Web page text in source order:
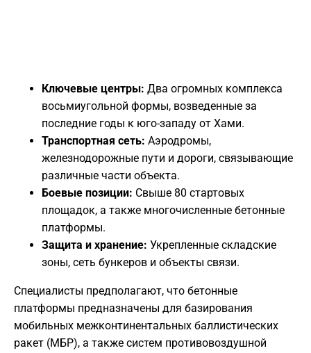
Ключевые центры: Два огромных комплекса
восьмиугольной формы, возведенные за
последние годы к юго-западу от Хами.
Транспортная сеть: Аэродромы,
железнодорожные пути и дороги, связывающие
различные части объекта.
Боевые позиции: Свыше 80 стартовых
площадок, а также многочисленные бетонные
платформы.
Защита и хранение: Укрепленные складские
зоны, сеть бункеров и объекты связи.
​Специалисты предполагают, что бетонные
платформы предназначены для базирования
мобильных межконтинентальных баллистических
ракет (МБР), а также систем противовоздушной